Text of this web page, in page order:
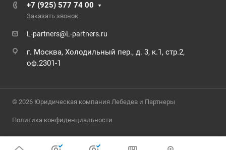
+7 (925) 577 74 00
Заказать звонок
L-partners@L-partners.ru
г. Москва, Холодильный пер., д. 3, к.1, стр.2,
оф.2301-1
© 2026 Юридическая компания Лебедев и Партнеры
Политика конфиденциальности